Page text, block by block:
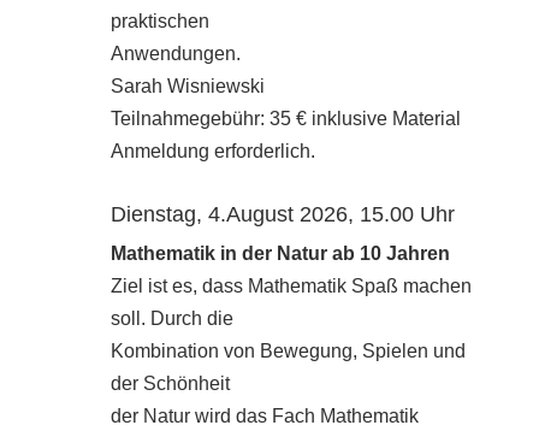
praktischen
Anwendungen.
Sarah Wisniewski
Teilnahmegebühr: 35 € inklusive Material
Anmeldung erforderlich.
Dienstag, 4.August 2026, 15.00 Uhr
Mathematik in der Natur ab 10 Jahren
Ziel ist es, dass Mathematik Spaß machen
soll. Durch die
Kombination von Bewegung, Spielen und
der Schönheit
der Natur wird das Fach Mathematik